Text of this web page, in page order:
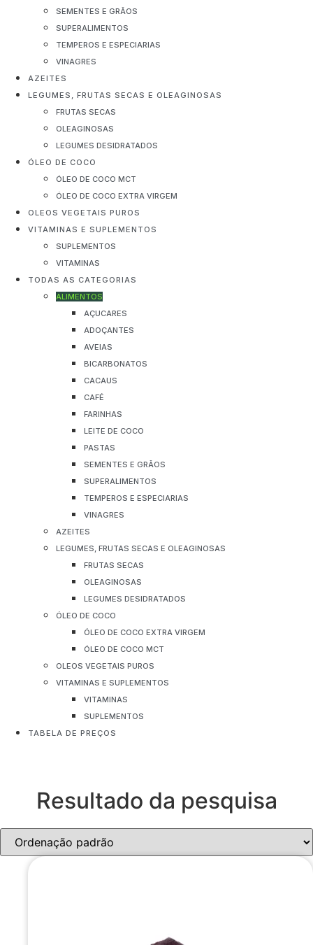
SEMENTES E GRÃOS
SUPERALIMENTOS
TEMPEROS E ESPECIARIAS
VINAGRES
AZEITES
LEGUMES, FRUTAS SECAS E OLEAGINOSAS
FRUTAS SECAS
OLEAGINOSAS
LEGUMES DESIDRATADOS
ÓLEO DE COCO
ÓLEO DE COCO MCT
ÓLEO DE COCO EXTRA VIRGEM
OLEOS VEGETAIS PUROS
VITAMINAS E SUPLEMENTOS
SUPLEMENTOS
VITAMINAS
TODAS AS CATEGORIAS
ALIMENTOS
AÇUCARES
ADOÇANTES
AVEIAS
BICARBONATOS
CACAUS
CAFÉ
FARINHAS
LEITE DE COCO
PASTAS
SEMENTES E GRÃOS
SUPERALIMENTOS
TEMPEROS E ESPECIARIAS
VINAGRES
AZEITES
LEGUMES, FRUTAS SECAS E OLEAGINOSAS
FRUTAS SECAS
OLEAGINOSAS
LEGUMES DESIDRATADOS
ÓLEO DE COCO
ÓLEO DE COCO EXTRA VIRGEM
ÓLEO DE COCO MCT
OLEOS VEGETAIS PUROS
VITAMINAS E SUPLEMENTOS
VITAMINAS
SUPLEMENTOS
TABELA DE PREÇOS
Resultado da pesquisa